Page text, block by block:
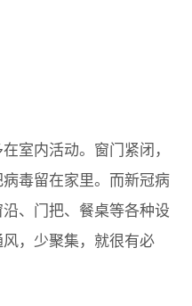
室内活动。窗门紧闭，
毒留在家里。而新冠病
、门把、餐桌等各种设
，少聚集，就很有必